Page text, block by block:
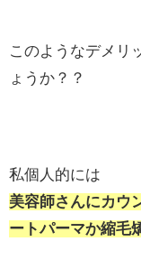
このようなデメリ
ょうか？？
私個人的には
美容師さんにカウ
ートパーマか縮毛